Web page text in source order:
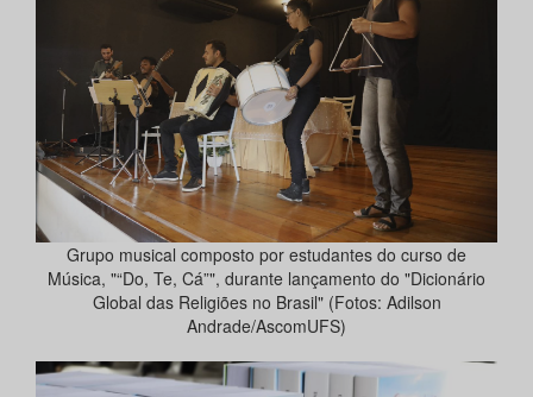
Grupo musical composto por estudantes do curso de
Música, "“Do, Te, Cá”", durante lançamento do "Dicionário
Global das Religiões no Brasil" (Fotos: Adilson
Andrade/AscomUFS)